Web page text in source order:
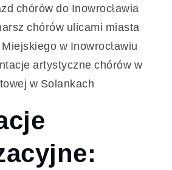
chórów do Inowrocławia
chórów ulicami miasta
w Inowrocławiu
artystyczne chórów w
w Solankach